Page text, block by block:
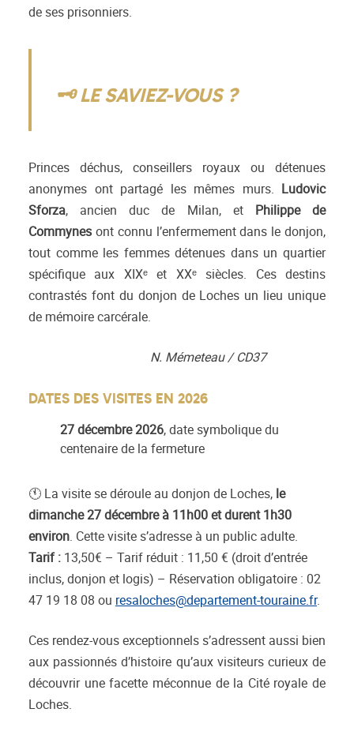
de ses prisonniers.
🗝️ LE SAVIEZ-VOUS ?
Princes déchus, conseillers royaux ou détenues
anonymes ont partagé les mêmes murs. Ludovic
Sforza, ancien duc de Milan, et Philippe de
Commynes ont connu l’enfermement dans le donjon,
tout comme les femmes détenues dans un quartier
spécifique aux XIXᵉ et XXᵉ siècles. Ces destins
contrastés font du donjon de Loches un lieu unique
de mémoire carcérale.
N. Mémeteau / CD37
DATES DES VISITES EN 2026
27 décembre 2026, date symbolique du
centenaire de la fermeture
🕚 La visite se déroule au donjon de Loches, le
dimanche 27 décembre à 11h00 et durent 1h30
environ. Cette visite s’adresse à un public adulte.
Tarif : 13,50€ – Tarif réduit : 11,50 € (droit d’entrée
inclus, donjon et logis) – Réservation obligatoire : 02
47 19 18 08 ou resaloches@departement-touraine.fr.
Ces rendez-vous exceptionnels s’adressent aussi bien
aux passionnés d’histoire qu’aux visiteurs curieux de
découvrir une facette méconnue de la Cité royale de
Loches.